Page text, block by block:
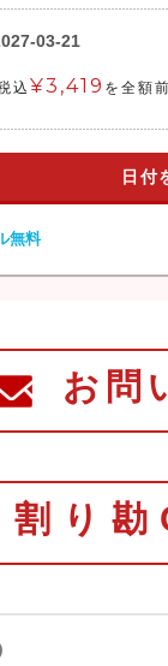
03-21
込¥3,419 を全額
日付
無料
お問
割り